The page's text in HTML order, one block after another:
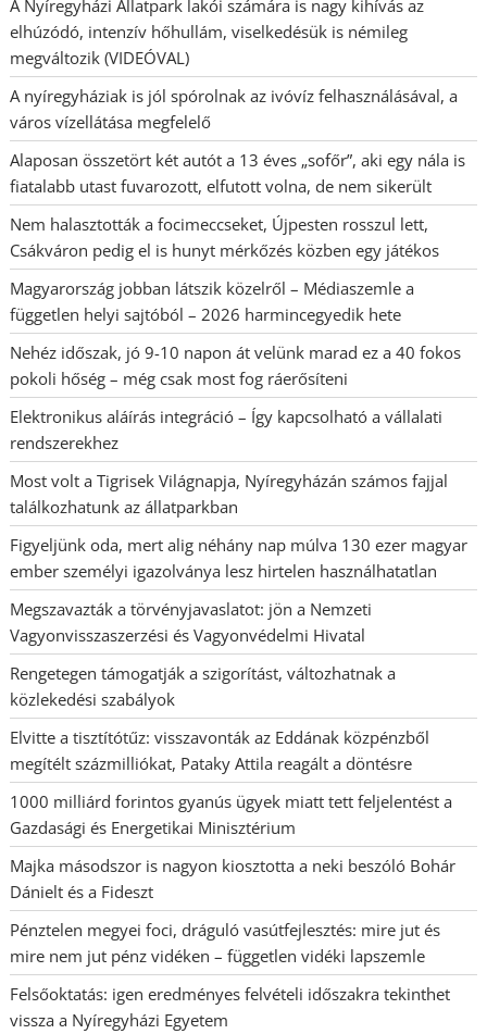
A Nyíregyházi Állatpark lakói számára is nagy kihívás az
elhúzódó, intenzív hőhullám, viselkedésük is némileg
megváltozik (VIDEÓVAL)
A nyíregyháziak is jól spórolnak az ivóvíz felhasználásával, a
város vízellátása megfelelő
Alaposan összetört két autót a 13 éves „sofőr”, aki egy nála is
fiatalabb utast fuvarozott, elfutott volna, de nem sikerült
Nem halasztották a focimeccseket, Újpesten rosszul lett,
Csákváron pedig el is hunyt mérkőzés közben egy játékos
Magyarország jobban látszik közelről – Médiaszemle a
független helyi sajtóból – 2026 harmincegyedik hete
Nehéz időszak, jó 9-10 napon át velünk marad ez a 40 fokos
pokoli hőség – még csak most fog ráerősíteni
Elektronikus aláírás integráció – Így kapcsolható a vállalati
rendszerekhez
Most volt a Tigrisek Világnapja, Nyíregyházán számos fajjal
találkozhatunk az állatparkban
Figyeljünk oda, mert alig néhány nap múlva 130 ezer magyar
ember személyi igazolványa lesz hirtelen használhatatlan
Megszavazták a törvényjavaslatot: jön a Nemzeti
Vagyonvisszaszerzési és Vagyonvédelmi Hivatal
Rengetegen támogatják a szigorítást, változhatnak a
közlekedési szabályok
Elvitte a tisztítótűz: visszavonták az Eddának közpénzből
megítélt százmilliókat, Pataky Attila reagált a döntésre
1000 milliárd forintos gyanús ügyek miatt tett feljelentést a
Gazdasági és Energetikai Minisztérium
Majka másodszor is nagyon kiosztotta a neki beszóló Bohár
Dánielt és a Fideszt
Pénztelen megyei foci, dráguló vasútfejlesztés: mire jut és
mire nem jut pénz vidéken – független vidéki lapszemle
Felsőoktatás: igen eredményes felvételi időszakra tekinthet
vissza a Nyíregyházi Egyetem